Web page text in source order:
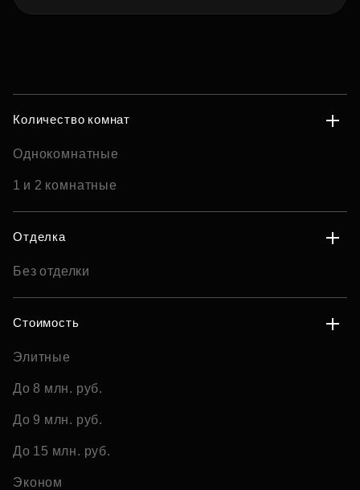
Количество комнат
Однокомнатные
1 и 2 комнатные
Отделка
Без отделки
Стоимость
Элитные
До 8 млн. руб.
До 9 млн. руб.
До 15 млн. руб.
Эконом